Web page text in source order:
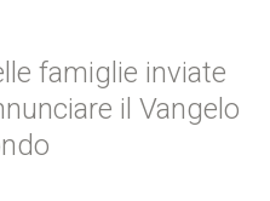
famiglie inviate
il Vangelo